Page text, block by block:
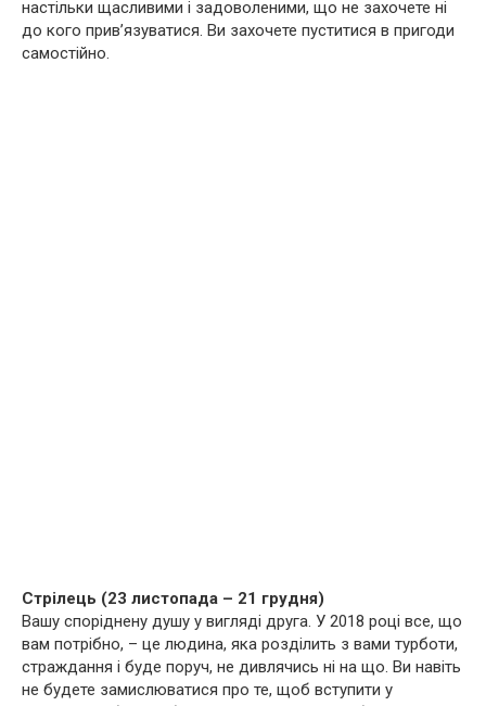
настільки щасливими і задоволеними, що не захочете ні
до кого прив’язуватися. Ви захочете пуститися в пригоди
самостійно.
Стрілець (23 листопада – 21 грудня)
Вашу споріднену душу у вигляді друга. У 2018 році все, що
вам потрібно, – це людина, яка розділить з вами турботи,
страждання і буде поруч, не дивлячись ні на що. Ви навіть
не будете замислюватися про те, щоб вступити у